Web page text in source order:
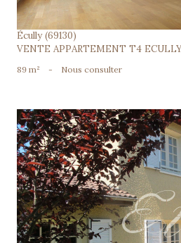
Écully (69130)
VENTE APPARTEMENT T4
89 m² - Nous consulter
voir le bien